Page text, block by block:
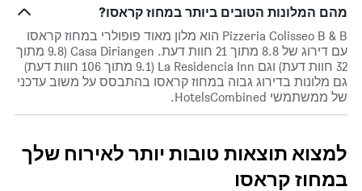
מהם המלונות הטובים ביותר במחוז קראסו?
Pizzeria Colisseo B & B הוא מלון מאוד פופולרי במחוז קראסו
עם דירוג של 8.8 מתוך 21 חוות דעת. Casa Diriangen (9.8 מתוך
32 חוות דעת) וגם La Residencia Inn (9.1 מתוך 106 חוות דעת)
גם מלונות בדירוג גבוה במחוז קראסו בהתבסס על משוב עדכני
של ממשתמשי HotelsCombined.
למצוא תוצאות טובות יותר לאירוח שלך
במחוז קראסו